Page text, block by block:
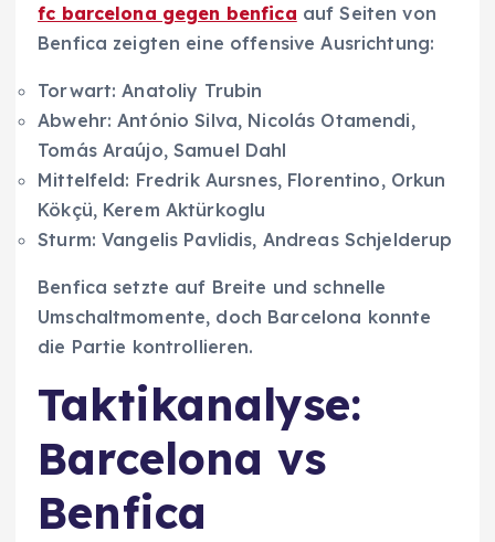
fc barcelona gegen benfica auf Seiten von
Benfica zeigten eine offensive Ausrichtung:
Torwart: Anatoliy Trubin
Abwehr: António Silva, Nicolás Otamendi,
Tomás Araújo, Samuel Dahl
Mittelfeld: Fredrik Aursnes, Florentino, Orkun
Kökçü, Kerem Aktürkoglu
Sturm: Vangelis Pavlidis, Andreas Schjelderup
Benfica setzte auf Breite und schnelle
Umschaltmomente, doch Barcelona konnte
die Partie kontrollieren.
Taktikanalyse:
Barcelona vs
Benfica